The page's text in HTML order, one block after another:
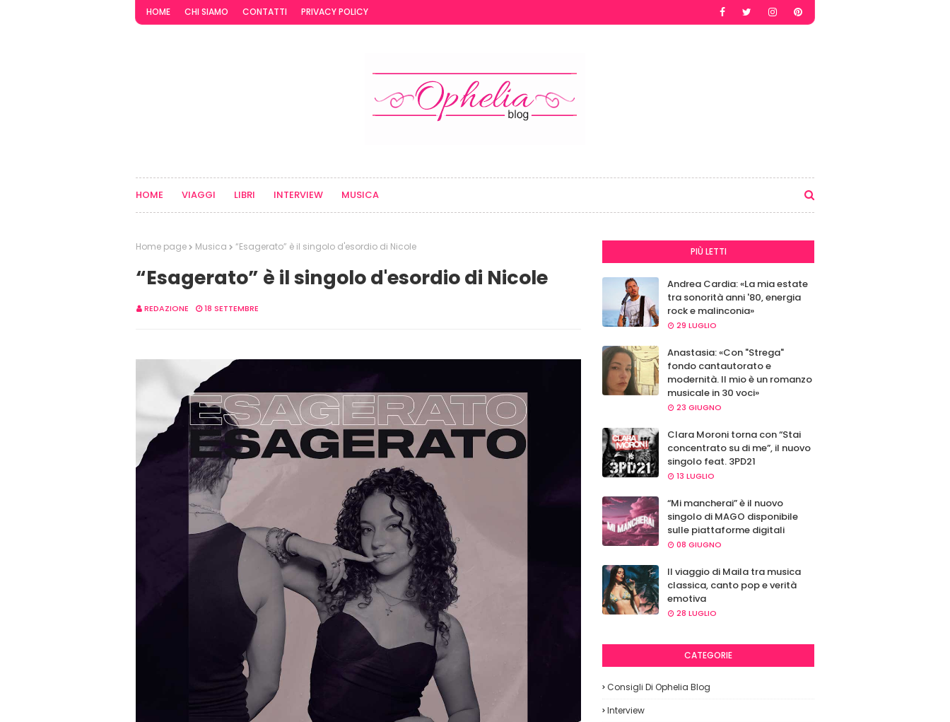
HOME CHI SIAMO CONTATTI PRIVACY POLICY
HOME VIAGGI LIBRI INTERVIEW MUSICA
Home page Musica “Esagerato” è il singolo d'esordio di Nicole
“Esagerato” è il singolo d'esordio di Nicole
REDAZIONE 18 SETTEMBRE
PIÙ LETTI
Andrea Cardia: «La mia estate
tra sonorità anni '80, energia
rock e malinconia»
29 LUGLIO
Anastasia: «Con "Strega"
fondo cantautorato e
modernità. Il mio è un romanzo
musicale in 30 voci»
23 GIUGNO
Clara Moroni torna con “Stai
concentrato su di me”, il nuovo
singolo feat. 3PD21
13 LUGLIO
“Mi mancherai” è il nuovo
singolo di MAGO disponibile
sulle piattaforme digitali
08 GIUGNO
Il viaggio di Maila tra musica
classica, canto pop e verità
emotiva
28 LUGLIO
CATEGORIE
Consigli Di Ophelia Blog
Interview